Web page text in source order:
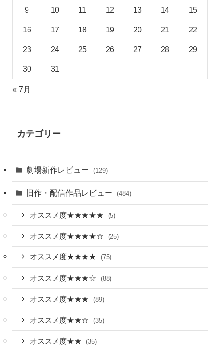
9 10 11 12 13 14 15
16 17 18 19 20 21 22
23 24 25 26 27 28 29
30 31
« 7月
カテゴリー
劇場新作レビュー (129)
旧作・配信作品レビュー (484)
オススメ度★★★★★ (5)
オススメ度★★★★☆ (25)
オススメ度★★★★ (75)
オススメ度★★★☆ (88)
オススメ度★★★ (89)
オススメ度★★☆ (35)
オススメ度★★ (35)